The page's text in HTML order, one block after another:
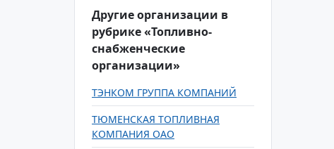
Другие организации в
рубрике «Топливно-
снабженческие
организации»
ТЭНКОМ ГРУППА КОМПАНИЙ
ТЮМЕНСКАЯ ТОПЛИВНАЯ
КОМПАНИЯ ОАО